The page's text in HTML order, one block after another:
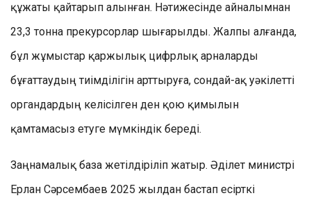
құжаты қайтарып алынған. Нәтижесінде айналымнан
23,3 тонна прекурсорлар шығарылды. Жалпы алғанда,
бұл жұмыстар қаржылық цифрлық арналарды
бұғаттаудың тиімділігін арттыруға, сондай-ақ уәкілетті
органдардың келісілген ден қою қимылын
қамтамасыз етуге мүмкіндік береді.
Заңнамалық база жетілдіріліп жатыр. Әділет министрі
Ерлан Сәрсембаев 2025 жылдан бастап есірткі